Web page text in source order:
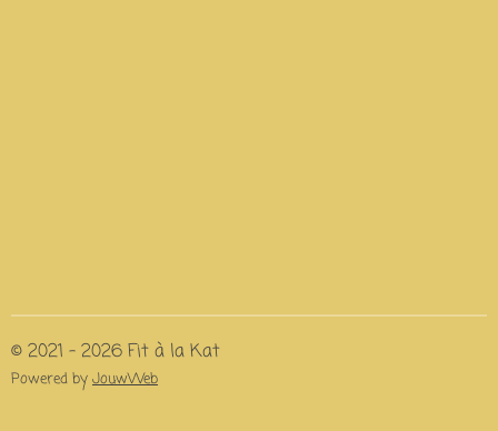
© 2021 - 2026 Fit à la Kat
Powered by JouwWeb